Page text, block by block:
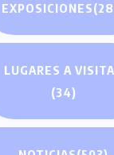
EXPOSICIONES
LUGARES A
(34)